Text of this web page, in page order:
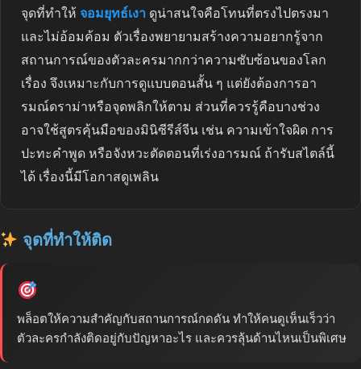
จุดที่ทำให้ จอมยุทธ์เงา ดูน่าสนใจคือโทนที่ตรงไปตรงมา
และไม่อ้อมค้อม ตัวเรื่องพยายามสร้างความอยากรู้จาก
สถานการณ์ของตัวละครมากกว่าความซับซ้อนของโลก
เรื่อง จึงเหมาะกับการดูแบบตอนสั้น ๆ แต่ยังต้องการอา
รมณ์ดราม่าหรือจุดพลิกให้ตาม ส่วนที่ควรรู้คือบางช่วง
อาจใช้สูตรคุ้นมือของมินิซีรีส์จีน เช่น ความเข้าใจผิด การ
ปะทะคำพูด หรือจังหวะตัดตอนที่เร่งอารมณ์ ถ้ารับสไตล์นี้
ได้ เรื่องนี้มีโอกาสดูเพลิน
จุดที่ทำให้ติด
พล็อตให้ความสำคัญกับสถานการณ์กดดัน ทำให้คนดูเห็นเร็วว่า
ตัวละครกำลังติดอยู่กับปัญหาอะไร และควรลุ้นด้านไหนเป็นพิเศษ